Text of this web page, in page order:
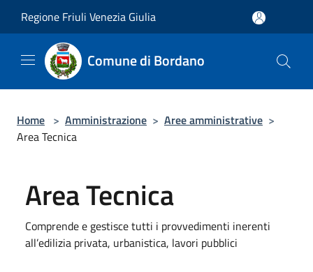
Regione Friuli Venezia Giulia
Comune di Bordano
Home > Amministrazione > Aree amministrative >
Area Tecnica
Area Tecnica
Comprende e gestisce tutti i provvedimenti inerenti
all’edilizia privata, urbanistica, lavori pubblici